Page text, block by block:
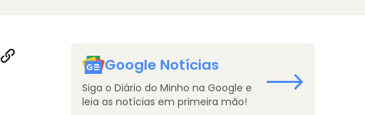
Google Notícias
Siga o Diário do Minho na Google e
leia as notícias em primeira mão!